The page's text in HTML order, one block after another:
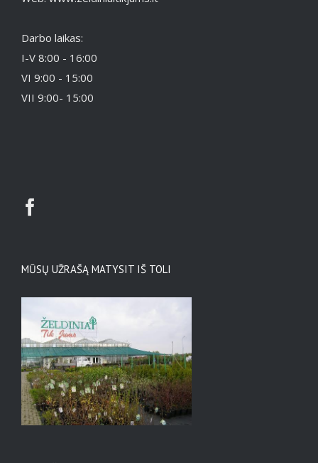
Darbo laikas:
I-V 8:00 - 16:00
VI 9:00 - 15:00
VII 9:00- 15:00
MŪSŲ UŽRAŠĄ MATYSIT IŠ TOLI